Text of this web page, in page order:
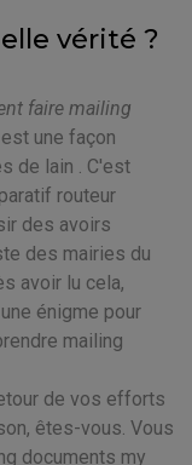
vérité ?
faire mailing
une façon
de lain . C'est
routeur
des avoirs
des mairies du
avoir lu cela,
énigme pour
mailing
de vos efforts
êtes-vous. Vous
documents my